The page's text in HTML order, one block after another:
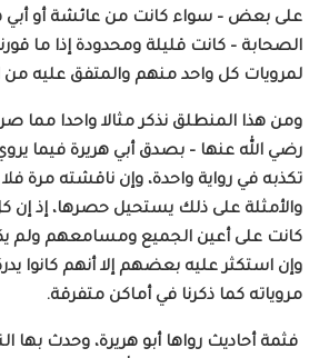
على بعض – سواء كانت من عائشة أو أبي
الصحابة – كانت قليلة ومحدودة إذا ما
لمرويات كل واحد منهم والمتفق عليه من
ومن هذا المنطلق نذكر مثالا واحدا مما
رضي الله عنها – بصدق أبي هريرة فيما
تكذبه في رواية واحدة، وإن ناقشته مرة
والأمثلة على ذلك يستحيل حصرها، إذ إن
كانت على أعين الجميع ومسامعهم ولم
وإن استكثر عليه بعضهم إلا أنهم كانوا
مروياته كما ذكرنا في أماكن متفرقة.
فثمة أحاديث رواها أبو هريرة، وحدث